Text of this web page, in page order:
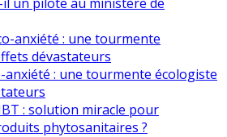
anxiété : une tourmente
dévastateurs
anxiété : une tourmente écologiste
: solution miracle pour
phytosanitaires ?